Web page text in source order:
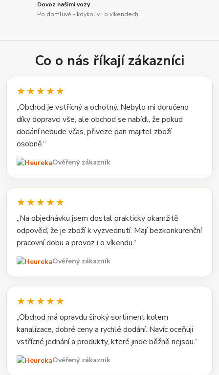
Dovoz našimi vozy
Po domluvě - kdykoliv i o víkendech
Co o nás říkají zákazníci
★★★★★
„Obchod je vstřícný a ochotný. Nebylo mi doručeno
díky dopravci vše, ale obchod se nabídl, že pokud
dodání nebude včas, přiveze pan majitel zboží
osobně.“
Ověřený zákazník
★★★★★
„Na objednávku jsem dostal prakticky okamžitě
odpověď, že je zboží k vyzvednutí. Mají bezkonkurenční
pracovní dobu a provoz i o víkendu.“
Ověřený zákazník
★★★★★
„Obchod má opravdu široký sortiment kolem
kanalizace, dobré ceny a rychlé dodání. Navíc oceňuji
vstřícné jednání a produkty, které jinde běžně nejsou.“
Ověřený zákazník